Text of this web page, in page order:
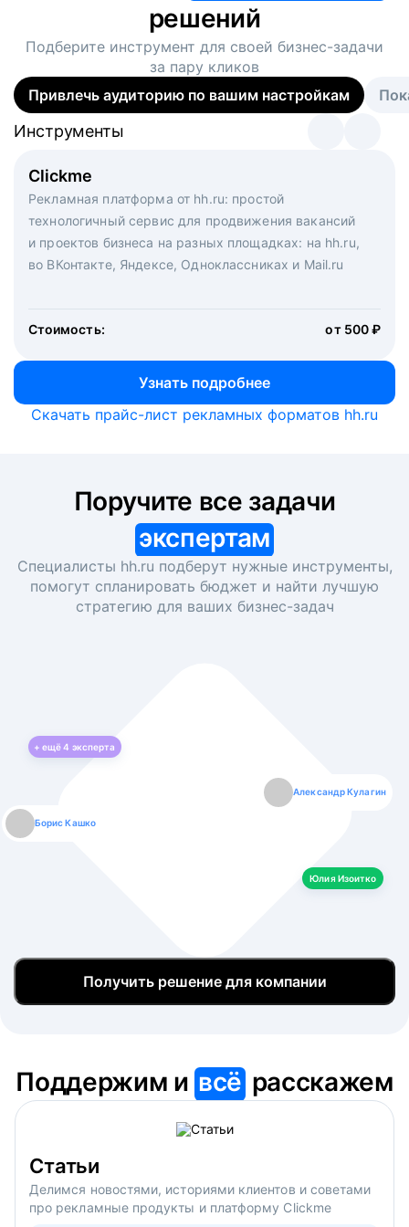
решений
Подберите инструмент для своей бизнес-задачи
за пару кликов
Привлечь аудиторию по вашим настройкам
Clickme
Рекламная платформа от hh.ru: простой
технологичный сервис для продвижения вакансий
и проектов бизнеса на разных площадках: на hh.ru,
во ВКонтакте, Яндексе, Одноклассниках и Mail.ru
Стоимость: от 500 ₽
Узнать подробнее
Инструменты
Вакансия дня
Рекламный формат для вакансий на главной странице
hh.ru. Увеличивает количество откликов
Инструменты
Массовый подбор под ключ. Решите, сколько
кандидатов и когда вам нужно, и за дело возьмутся
маркетологи, рекрутеры и проектные менеджеры
hh.ru с целым набором digital-инструментов
Инструменты
Скачать прайс-лист рекламных форматов hh.ru
экспертам
Специалисты hh.ru подберут нужные инструменты,
помогут спланировать бюджет и найти лучшую
стратегию для ваших бизнес-задач
+ ещё4 эксперта
Борис Кашко
Александр Кулагин
Юлия Изоитко
Юлия Изоитко
Даниил Макаров
Александр Кулагин
Екатерина Лазаренко
Даниил Макаров
Борис Кашко
Екатерина Лазаренко
Юлия Изоитко
Получить решение для компании
Поддержим ивсё расскажем
Статьи
Делимся новостями, историями клиентов и советами
про рекламные продукты и платформу Clickme